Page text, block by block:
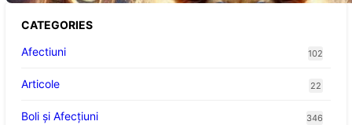
CATEGORIES
Afectiuni
102
Articole 22
Boli și Afecțiuni 346